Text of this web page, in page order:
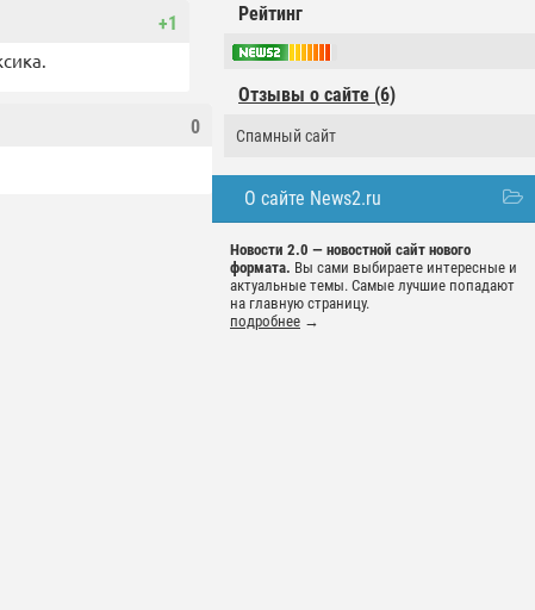
Рейтинг
Отзывы о сайте (6)
Спамный сайт
О сайте News2.ru
Новости 2.0 — новостной сайт нового
формата. Вы сами выбираете интересные и
актуальные темы. Самые лучшие попадают
на главную страницу.
подробнее →
+1
0